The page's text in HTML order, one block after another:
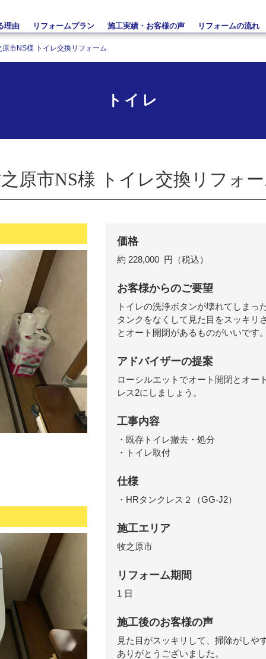
理由 リフォームプラン 施工実績・お客様の声 リフォームの流れ
原市NS様 トイレ交換リフォーム
トイレ
原市NS様 トイレ交換リフォ
価格
約 228,000 円（税込）
お客様からのご要望
トイレの洗浄ボタンが壊れてしまっ
タンクをなくして見た目をスッキリ
とオート開閉があるものがいいです。
アドバイザーの提案
ローシルエットでオート開閉とオー
レス2にしましょう。
工事内容
・既存トイレ撤去・処分
・トイレ取付
仕様
・HRタンクレス２（GG-J2）
施工エリア
牧之原市
リフォーム期間
1 日
施工後のお客様の声
見た目がスッキリして、掃除がしや
ありがとうございました。